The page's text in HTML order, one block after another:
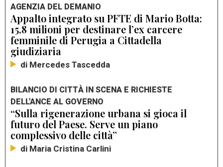
AGENZIA DEL DEMANIO
Appalto integrato su PFTE di Mario Botta:
15,8 milioni per destinare l’ex carcere
femminile di Perugia a Cittadella
giudiziaria
di Mercedes Tascedda
BILANCIO DI CITTÀ IN SCENA E RICHIESTE
DELL'ANCE AL GOVERNO
“Sulla rigenerazione urbana si gioca il
futuro del Paese. Serve un piano
complessivo delle città”
di Maria Cristina Carlini